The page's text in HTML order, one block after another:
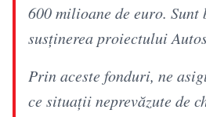
600 milioane de euro. Sunt
susţinerea proiectului
Prin aceste fonduri, ne
ce situaţii neprevăzute de